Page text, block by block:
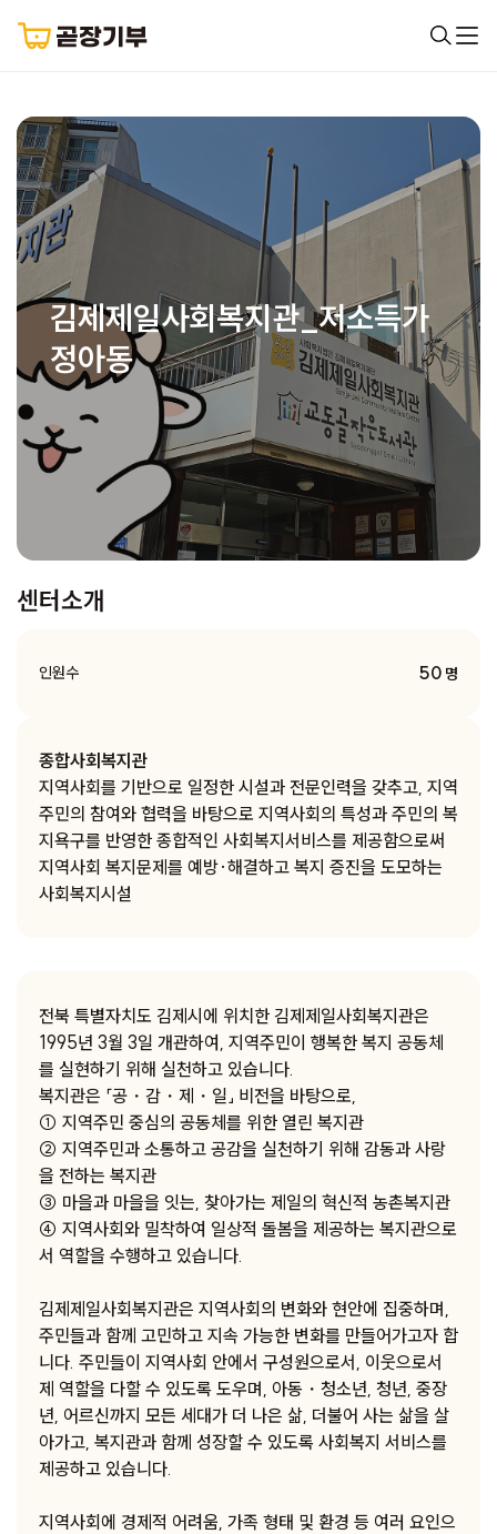
김제제일사회복지관_저소득가
정아동
센터소개
인원수 50 명
종합사회복지관
지역사회를 기반으로 일정한 시설과 전문인력을 갖추고, 지역
주민의 참여와 협력을 바탕으로 지역사회의 특성과 주민의 복
지욕구를 반영한 종합적인 사회복지서비스를 제공함으로써
지역사회 복지문제를 예방·해결하고 복지 증진을 도모하는
사회복지시설
전북 특별자치도 김제시에 위치한 김제제일사회복지관은
1995년 3월 3일 개관하여, 지역주민이 행복한 복지 공동체
를 실현하기 위해 실천하고 있습니다.
복지관은 「공・감・제・일」 비전을 바탕으로,
① 지역주민 중심의 공동체를 위한 열린 복지관
② 지역주민과 소통하고 공감을 실천하기 위해 감동과 사랑
을 전하는 복지관
③ 마을과 마을을 잇는, 찾아가는 제일의 혁신적 농촌복지관
④ 지역사회와 밀착하여 일상적 돌봄을 제공하는 복지관으로
서 역할을 수행하고 있습니다.
김제제일사회복지관은 지역사회의 변화와 현안에 집중하며,
주민들과 함께 고민하고 지속 가능한 변화를 만들어가고자 합
니다. 주민들이 지역사회 안에서 구성원으로서, 이웃으로서
제 역할을 다할 수 있도록 도우며, 아동・청소년, 청년, 중장
년, 어르신까지 모든 세대가 더 나은 삶, 더불어 사는 삶을 살
아가고, 복지관과 함께 성장할 수 있도록 사회복지 서비스를
제공하고 있습니다.
지역사회에 경제적 어려움, 가족 형태 및 환경 등 여러 요인으